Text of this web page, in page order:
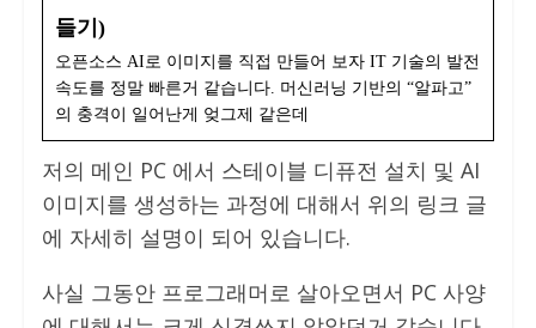
들기)
오픈소스 AI로 이미지를 직접 만들어 보자 IT 기술의 발전
속도를 정말 빠른거 같습니다. 머신러닝 기반의 “알파고”
의 충격이 일어난게 엊그제 같은데
저의 메인 PC 에서 스테이블 디퓨전 설치 및 AI
이미지를 생성하는 과정에 대해서 위의 링크 글
에 자세히 설명이 되어 있습니다.
사실 그동안 프로그래머로 살아오면서 PC 사양